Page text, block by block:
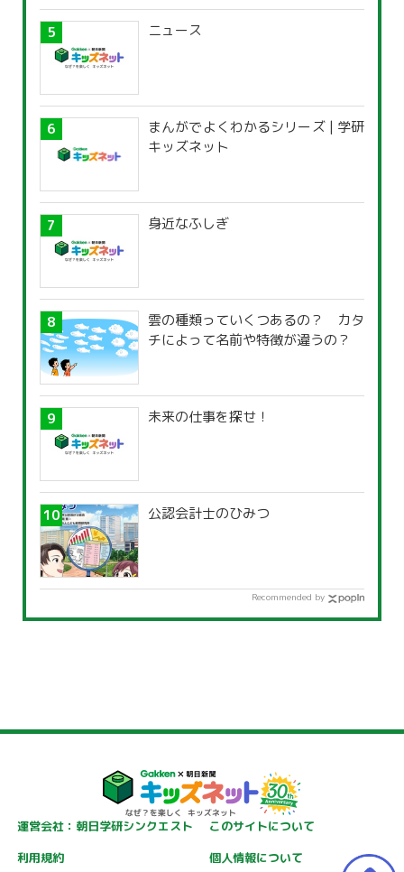
ニュース
まんがでよくわかるシリーズ | 学研
キッズネット
身近なふしぎ
雲の種類っていくつあるの？ カタ
チによって名前や特徴が違うの？
未来の仕事を探せ！
公認会計士のひみつ
Recommended by
運営会社：朝日学研シンクエスト
このサイトについて
利用規約
個人情報について